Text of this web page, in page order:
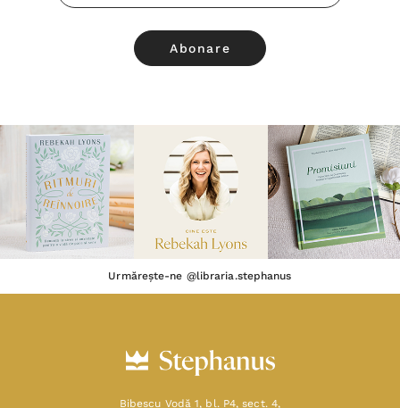
Email
Urmărește-ne @libraria.stephanus
Bibescu Vodă 1, bl. P4, sect. 4,